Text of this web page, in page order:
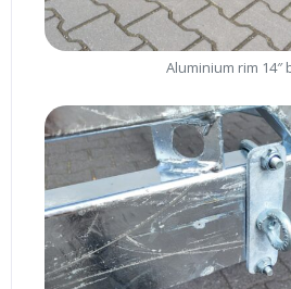
Aluminium rim 14″